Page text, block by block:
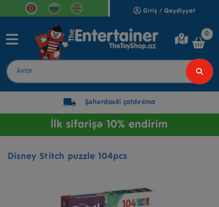
Giriş / Qeydiyyat
0
Şəhərdaxili çatdırılma
İlk sifarişə 10% endirim
Disney Stitch puzzle 104pcs